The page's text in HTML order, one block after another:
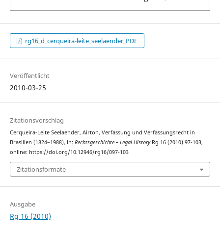
rg16_d_cerqueira-leite_seelaender_PDF
Veröffentlicht
2010-03-25
Zitationsvorschlag
Cerqueira-Leite Seelaender, Airton, Verfassung und Verfassungsrecht in
Brasilien (1824–1988), in: Rechtsgeschichte – Legal HistoryRg 16 (2010) 97-103,
online: https://doi.org/10.12946/rg16/097-103
Zitationsformate
Ausgabe
Rg 16 (2010)